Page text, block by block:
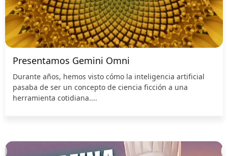
Presentamos Gemini Omni
Durante años, hemos visto cómo la inteligencia artificial
pasaba de ser un concepto de ciencia ficción a una
herramienta cotidiana....